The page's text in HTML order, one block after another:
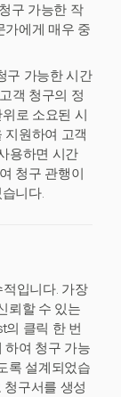
구 가능한 작
가에게 매우 중
구 가능한 시간
객 청구의 정
로 소요된 시
지원하여 고객
용하면 시간
청구 관행이
니다.
입니다. 가장
뢰할 수 있는
의 클릭 한 번
하여 청구 가능
록 설계되었습
구서를 생성